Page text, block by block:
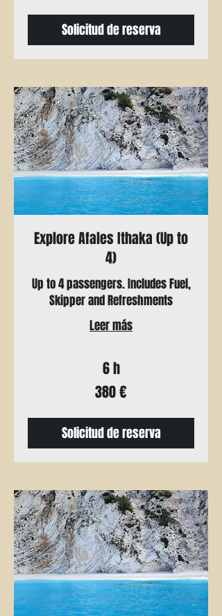
Solicitud de reserva
Explore Afales Ithaka (Up to
4)
Up to 4 passengers. Includes Fuel,
Skipper and Refreshments
Leer más
6 h
380 €
Solicitud de reserva